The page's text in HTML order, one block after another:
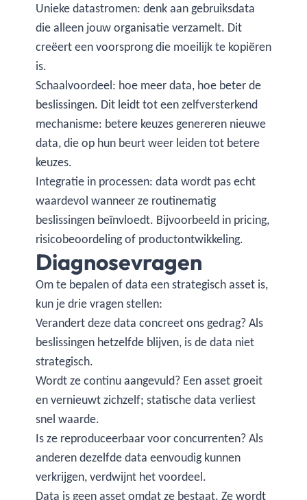
Unieke datastromen: denk aan gebruiksdata
die alleen jouw organisatie verzamelt. Dit
creëert een voorsprong die moeilijk te kopiëren
is.
Schaalvoordeel: hoe meer data, hoe beter de
beslissingen. Dit leidt tot een zelfversterkend
mechanisme: betere keuzes genereren nieuwe
data, die op hun beurt weer leiden tot betere
keuzes.
Integratie in processen: data wordt pas echt
waardevol wanneer ze routinematig
beslissingen beïnvloedt. Bijvoorbeeld in pricing,
risicobeoordeling of productontwikkeling.
Diagnosevragen
Om te bepalen of data een strategisch asset is,
kun je drie vragen stellen:
Verandert deze data concreet ons gedrag? Als
beslissingen hetzelfde blijven, is de data niet
strategisch.
Wordt ze continu aangevuld? Een asset groeit
en vernieuwt zichzelf; statische data verliest
snel waarde.
Is ze reproduceerbaar voor concurrenten? Als
anderen dezelfde data eenvoudig kunnen
verkrijgen, verdwijnt het voordeel.
Data is geen asset omdat ze bestaat. Ze wordt